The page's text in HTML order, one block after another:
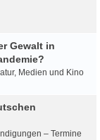
Gewalt in
Medien und Kino
– Termine